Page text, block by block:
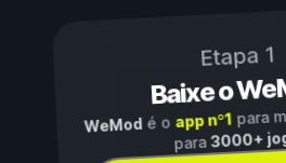
Etapa 1
Baixe o
WeModé o app nº1para
para3000+